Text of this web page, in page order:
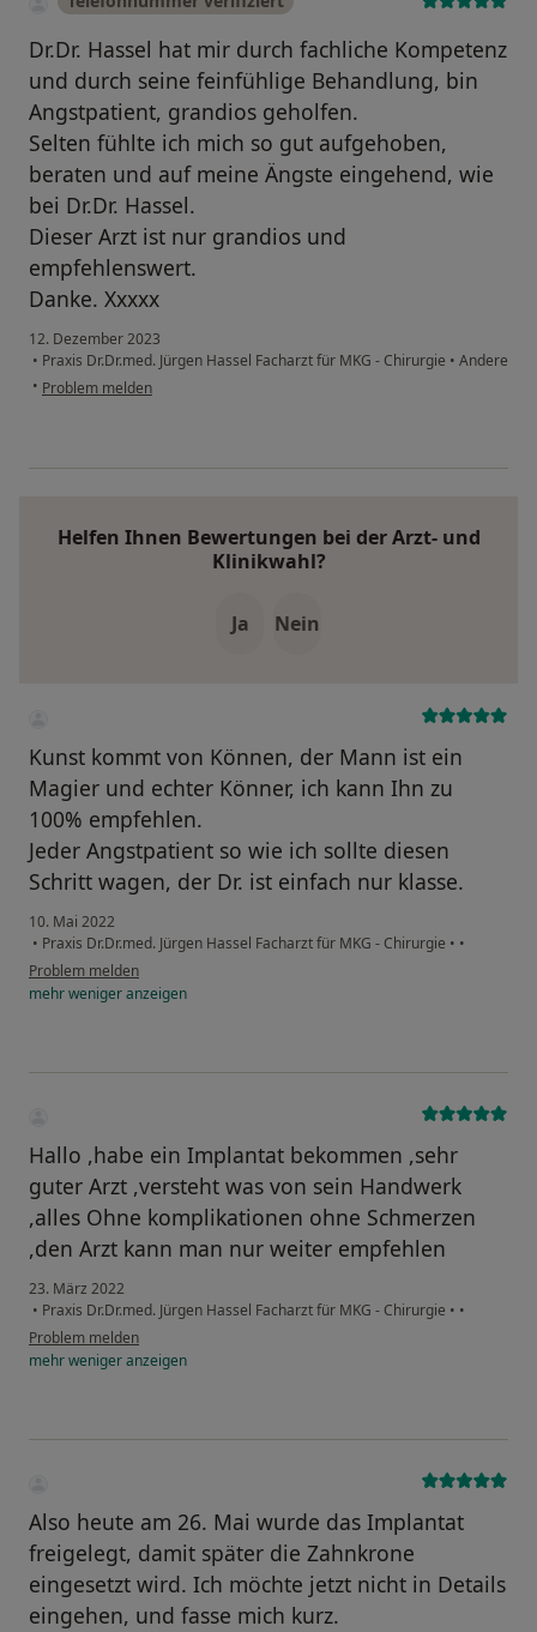
Dr.Dr. Hassel hat mir durch fachliche Kompetenz
und durch seine feinfühlige Behandlung, bin
Angstpatient, grandios geholfen.
Selten fühlte ich mich so gut aufgehoben,
beraten und auf meine Ängste eingehend, wie
bei Dr.Dr. Hassel.
Dieser Arzt ist nur grandios und
empfehlenswert.
Danke. Xxxxx
12. Dezember 2023
• Praxis Dr.Dr.med. Jürgen Hassel Facharzt für MKG - Chirurgie • Andere
• Problem melden
Helfen Ihnen Bewertungen bei der Arzt- und
Klinikwahl?
Ja Nein
Kunst kommt von Können, der Mann ist ein
Magier und echter Könner, ich kann Ihn zu
100% empfehlen.
Jeder Angstpatient so wie ich sollte diesen
Schritt wagen, der Dr. ist einfach nur klasse.
10. Mai 2022
• Praxis Dr.Dr.med. Jürgen Hassel Facharzt für MKG - Chirurgie • •
Problem melden
mehrwenigeranzeigen
Hallo ,habe ein Implantat bekommen ,sehr
guter Arzt ,versteht was von sein Handwerk
,alles Ohne komplikationen ohne Schmerzen
,den Arzt kann man nur weiter empfehlen
23. März 2022
• Praxis Dr.Dr.med. Jürgen Hassel Facharzt für MKG - Chirurgie • •
Problem melden
mehrwenigeranzeigen
Also heute am 26. Mai wurde das Implantat
freigelegt, damit später die Zahnkrone
eingesetzt wird. Ich möchte jetzt nicht in Details
eingehen, und fasse mich kurz.